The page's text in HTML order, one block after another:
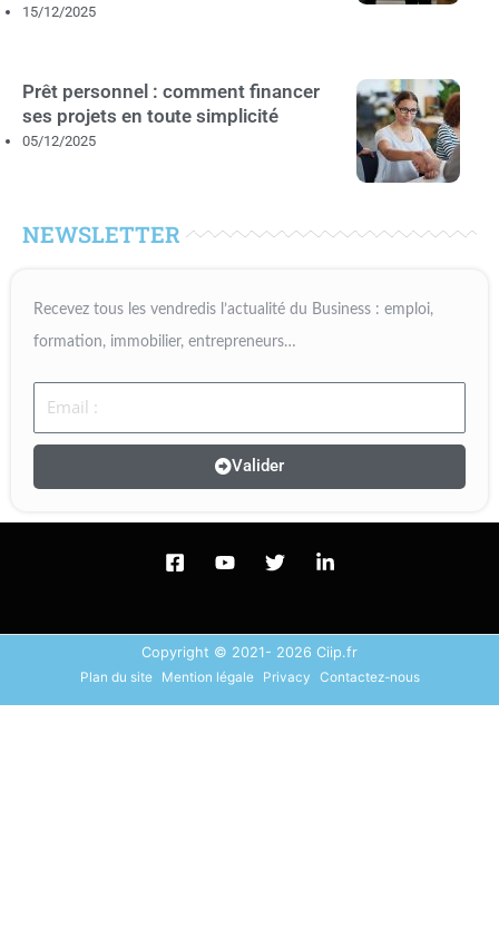
15/12/2025
Prêt personnel : comment financer
ses projets en toute simplicité
05/12/2025
NEWSLETTER
Recevez tous les vendredis l’actualité du Business : emploi,
formation, immobilier, entrepreneurs…
Email
Valider
Copyright © 2021- 2026 Ciip.fr
Plan du site Mention légale Privacy Contactez-nous